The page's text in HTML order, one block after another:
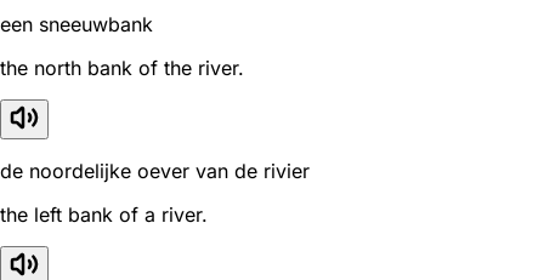
een sneeuwbank
the north bank of the river.
de noordelijke oever van de rivier
the left bank of a river.